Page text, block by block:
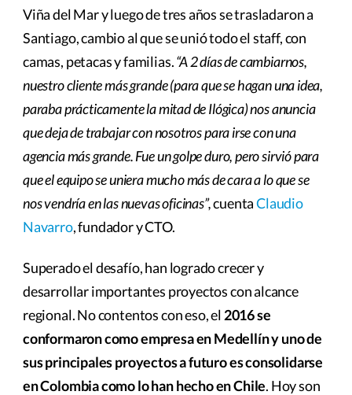
Viña del Mar y luego de tres años se trasladaron a
Santiago, cambio al que se unió todo el staff, con
camas, petacas y familias.“A 2 días de cambiarnos,
nuestro cliente más grande (para que se hagan una idea,
paraba prácticamente la mitad de Ilógica) nos anuncia
que deja de trabajar con nosotros para irse con una
agencia más grande. Fue un golpe duro, pero sirvió para
que el equipo se uniera mucho más de cara a lo que se
nos vendría en las nuevas oficinas”,cuentaClaudio
Navarro, fundador y CTO.
Superado el desafío, han logrado crecer y
desarrollar importantes proyectos con alcance
regional. No contentos con eso, el 2016 se
conformaron como empresa en Medellín y uno de
sus principales proyectos a futuro es consolidarse
en Colombia como lo han hecho en Chile. Hoy son